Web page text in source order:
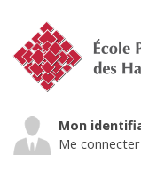
navigation
Mon
Me connecter